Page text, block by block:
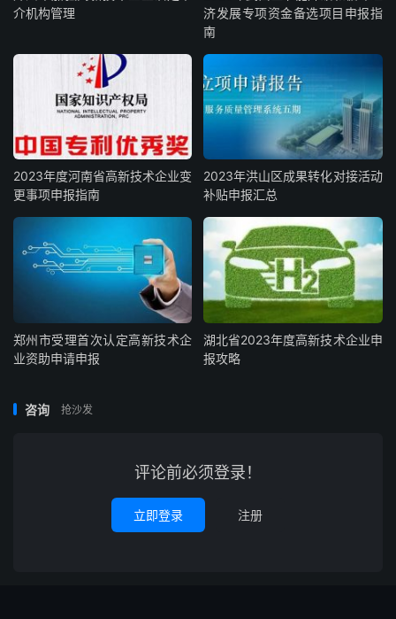
介机构管理
济发展专项资金备选项目申报指
南
2023年度河南省高新技术企业变
更事项申报指南
2023年洪山区成果转化对接活动
补贴申报汇总
郑州市受理首次认定高新技术企
业资助申请申报
湖北省2023年度高新技术企业申
报攻略
咨询 抢沙发
评论前必须登录！
立即登录 注册